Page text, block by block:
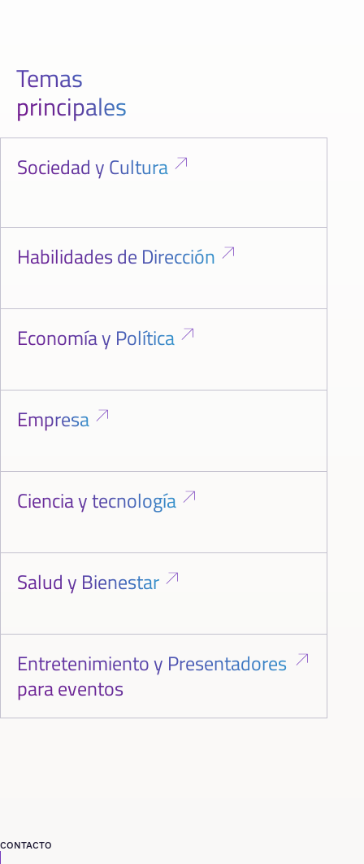
Temas
principales
Sociedad y Cultura
Habilidades de Dirección
Economía y Política
Empresa
Ciencia y tecnología
Salud y Bienestar
Entretenimiento y Presentadores
para eventos
CONTACTO